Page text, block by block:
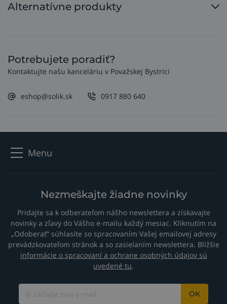
Alternatívne produkty
Potrebujete poradiť?
Kontaktujte našu kanceláriu v Považskej Bystrici
eshop@solik.sk 0917 880 640
Menu
Nezmeškajte žiadne novinky
Pridajte sa k odberateľom nášho newslettera a získavajte
novinky a zľavy do Vášho e-mailu každý mesiac. Kliknutím na
„Odoberať“ súhlasíte so spracovaním Vašej emailovej adresy
prevádzkovateľom stránok a so zasielaním newslettera. Bližšie
informácie o spracovaní a ochrane osobných údajov sú
uvedené tu.
OK